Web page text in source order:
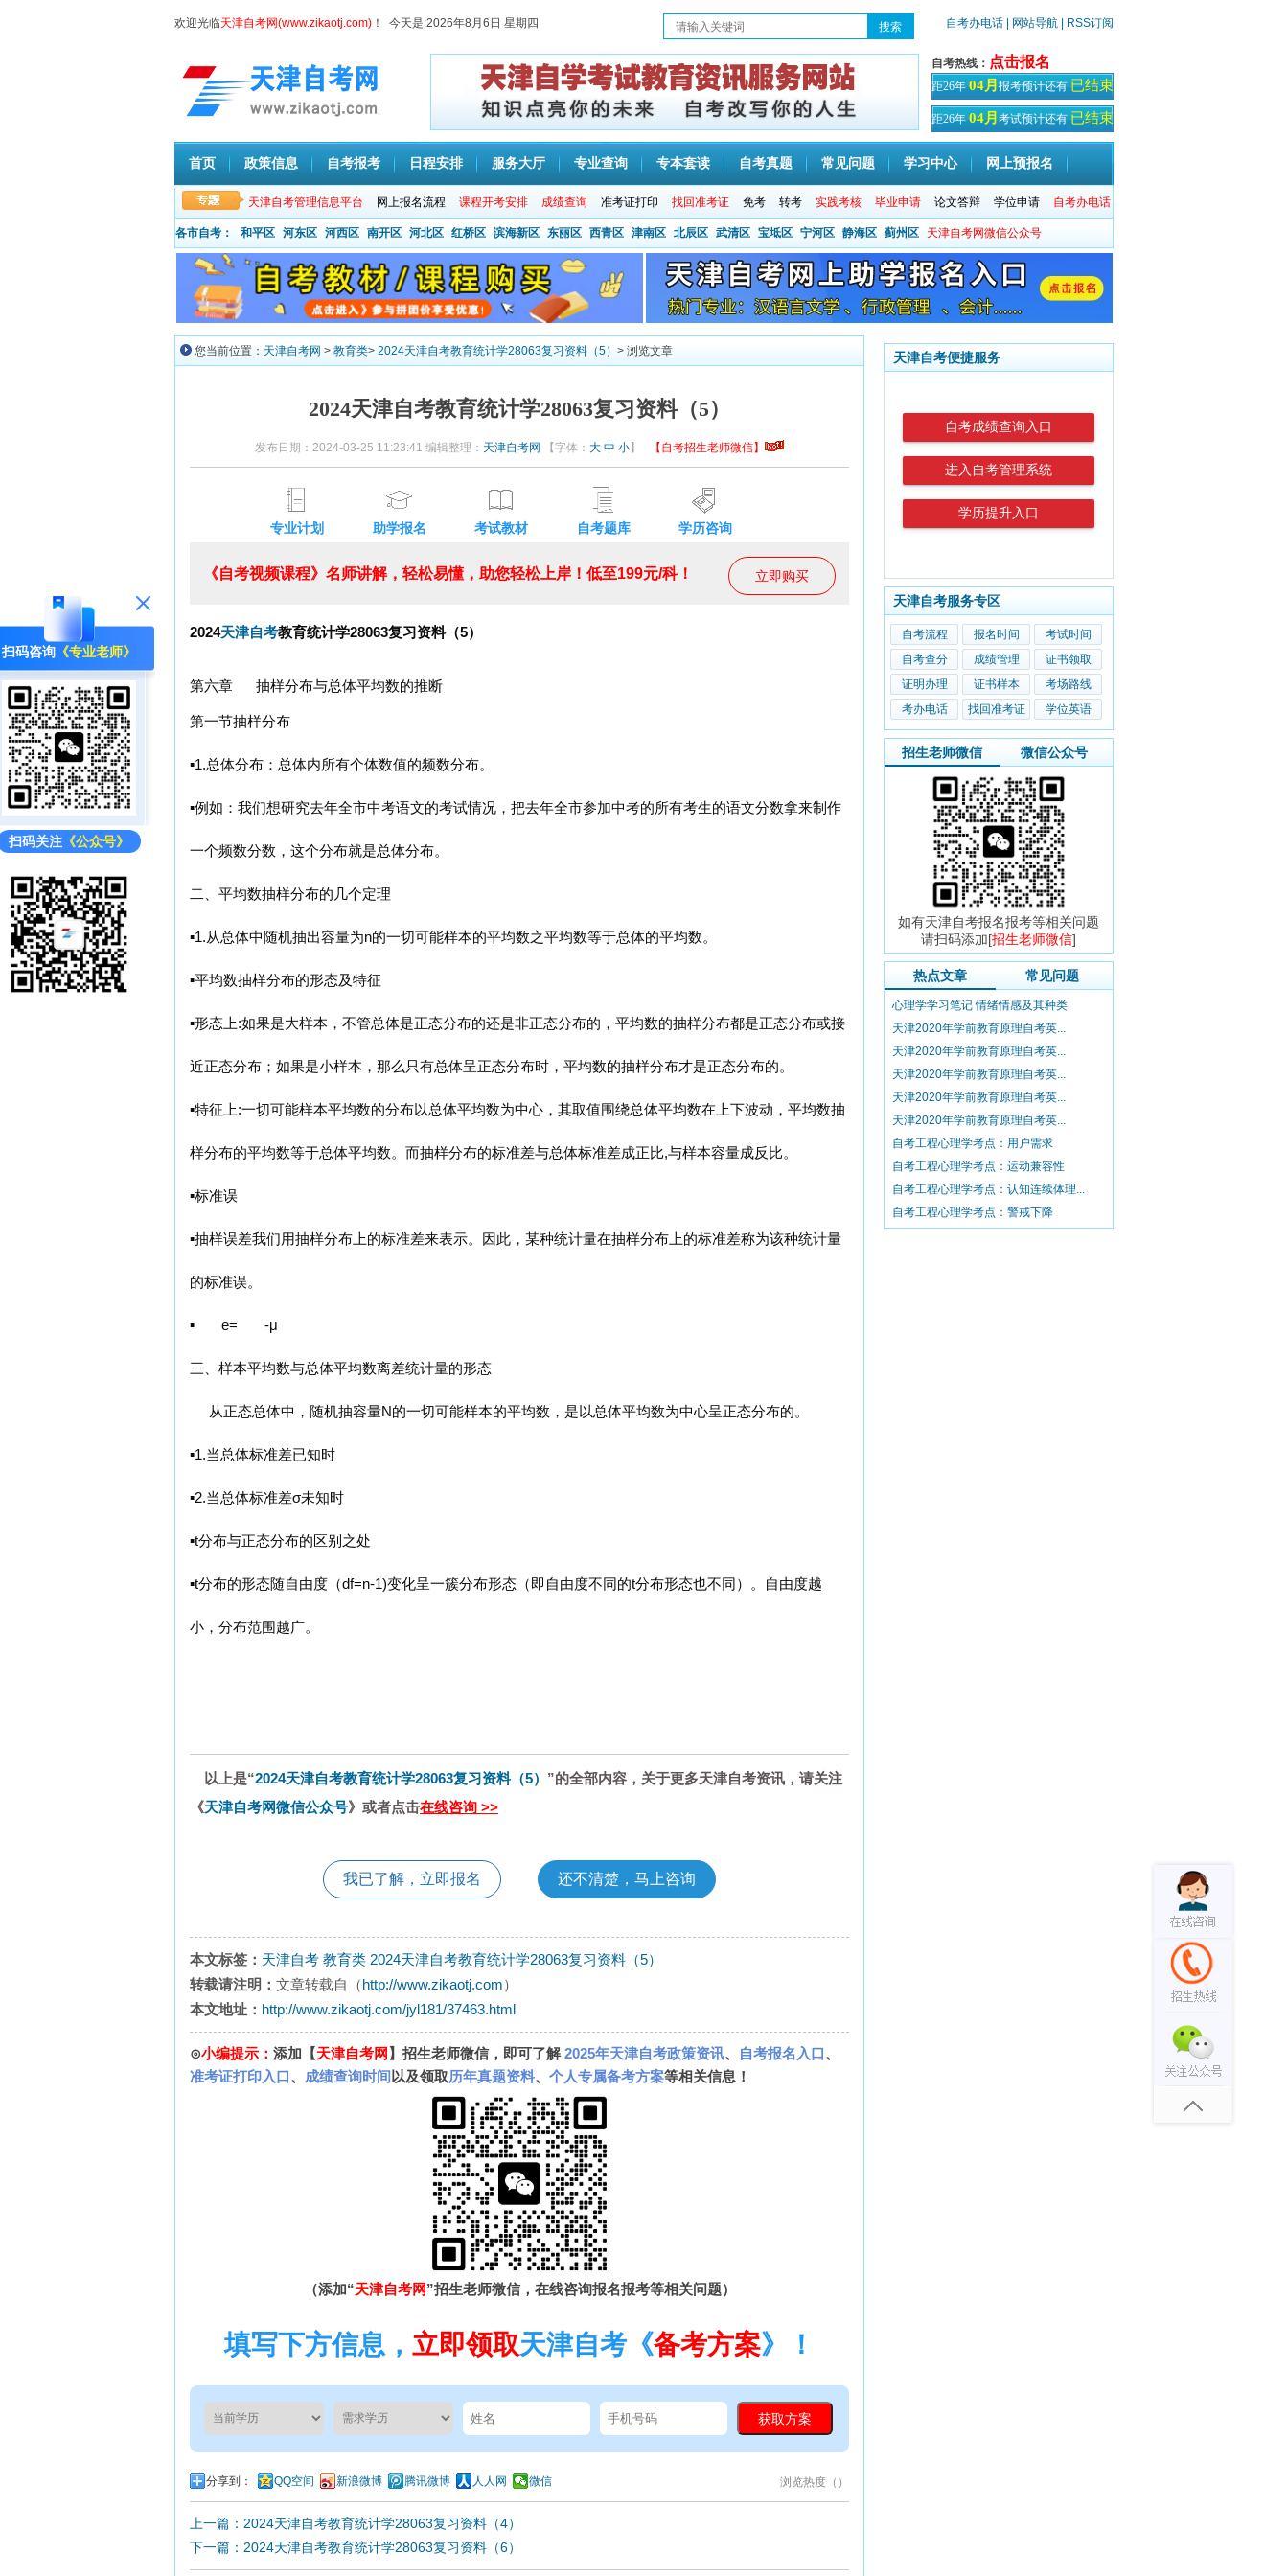
扫码咨询 《专业老师》
扫码关注 《公众号》
欢迎光临天津自考网(www.zikaotj.com) ！ 今天是:2026年8月6日 星期四 自考办电话 | 网站导航 | RSS订阅
自考热线： 点击报名
距26年 04月 报考预计还有 已结束
天！
距26年 04月 考试预计还有 已结束
天
首页 政策信息 自考报考 日程安排 服务大厅 专业查询 专本套读 自考真题 常见问题 学习中心 网上预报名
天津自考管理信息平台 网上报名流程 课程开考安排 成绩查询 准考证打印 找回准考证 免考 转考 实践考核 毕业申请 论文答辩 学位申请 自考办电话
各市自考： 和平区 河东区 河西区 南开区 河北区 红桥区 滨海新区 东丽区 西青区 津南区 北辰区 武清区 宝坻区 宁河区 静海区 蓟州区 天津自考网微信公众号
您当前位置： 天津自考网 > 教育类> 2024天津自考教育统计学28063复习资料（5） > 浏览文章
2024天津自考教育统计学28063复习资料（5）
发布日期：2024-03-25 11:23:41 编辑整理： 天津自考网 【字体： 大 中 小】 【自考招生老师微信】
专业计划 助学报名 考试教材 自考题库 学历咨询
立即购买
《自考视频课程》名师讲解，轻松易懂，助您轻松上岸！低至199元/科！
2024天津自考教育统计学28063复习资料（5）
第六章 抽样分布与总体平均数的推断
第一节抽样分布
▪1.总体分布：总体内所有个体数值的频数分布。
▪例如：我们想研究去年全市中考语文的考试情况，把去年全市参加中考的所有考生的语文分数拿来制作
一个频数分数，这个分布就是总体分布。
二、平均数抽样分布的几个定理
▪1.从总体中随机抽出容量为n的一切可能样本的平均数之平均数等于总体的平均数。
▪平均数抽样分布的形态及特征
▪形态上:如果是大样本，不管总体是正态分布的还是非正态分布的，平均数的抽样分布都是正态分布或接
近正态分布；如果是小样本，那么只有总体呈正态分布时，平均数的抽样分布才是正态分布的。
▪特征上:一切可能样本平均数的分布以总体平均数为中心，其取值围绕总体平均数在上下波动，平均数抽
样分布的平均数等于总体平均数。而抽样分布的标准差与总体标准差成正比,与样本容量成反比。
▪标准误
▪抽样误差我们用抽样分布上的标准差来表示。因此，某种统计量在抽样分布上的标准差称为该种统计量
的标准误。
▪ e= -μ
三、样本平均数与总体平均数离差统计量的形态
从正态总体中，随机抽容量N的一切可能样本的平均数，是以总体平均数为中心呈正态分布的。
▪1.当总体标准差已知时
▪2.当总体标准差σ未知时
▪t分布与正态分布的区别之处
▪t分布的形态随自由度（df=n-1)变化呈一簇分布形态（即自由度不同的t分布形态也不同）。自由度越
小，分布范围越广。
以上是“2024天津自考教育统计学28063复习资料（5） ”的全部内容，关于更多天津自考资讯，请关注
《天津自考网微信公众号》或者点击在线咨询 >>
我已了解，立即报名 还不清楚，马上咨询
本文标签： 天津自考 教育类 2024天津自考教育统计学28063复习资料（5）
转载请注明： 文章转载自（http://www.zikaotj.com）
本文地址： http://www.zikaotj.com/jyl181/37463.html
⊙小编提示： 添加【天津自考网 】招生老师微信，即可了解2025年天津自考政策资讯、 自考报名入口、
准考证打印入口、 成绩查询时间 以及领取历年真题资料、 个人专属备考方案等相关信息！
（添加“天津自考网”招生老师微信，在线咨询报名报考等相关问题）
填写下方信息， 立即领取天津自考《备考方案》！
分享到： QQ空间 新浪微博 腾讯微博 人人网 微信 浏览热度（ ）
上一篇：2024天津自考教育统计学28063复习资料（4）
下一篇：2024天津自考教育统计学28063复习资料（6）
天津自考便捷服务
自考成绩查询入口
进入自考管理系统
学历提升入口
天津自考服务专区
自考流程 报名时间
考试时间
自考查分
成绩管理
证书领取
证明办理
证书样本
考场路线
考办电话
找回准考证 学位英语
招生老师微信 微信公众号
如有天津自考报名报考等相关问题
请扫码添加[招生老师微信]
热点文章 常见问题
心理学学习笔记 情绪情感及其种类
天津2020年学前教育原理自考英...
天津2020年学前教育原理自考英...
天津2020年学前教育原理自考英...
天津2020年学前教育原理自考英...
天津2020年学前教育原理自考英...
自考工程心理学考点：用户需求
自考工程心理学考点：运动兼容性
自考工程心理学考点：认知连续体理...
自考工程心理学考点：警戒下降